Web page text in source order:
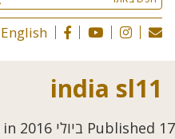
English
india sl11
Published 17 ביולי 2016 in